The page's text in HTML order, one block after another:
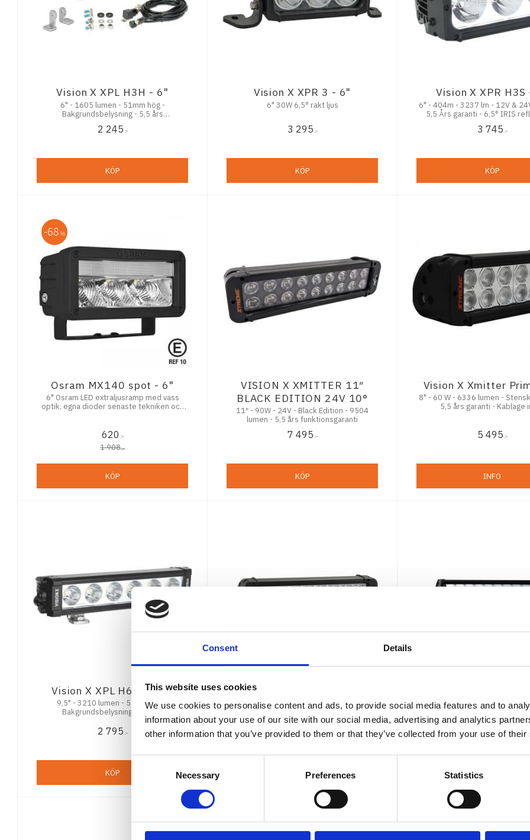
Consent Details
This website uses cookies
We use cookies to personalise content and ads, to provide social media features and to
information about your use of our site with our social media, advertising and analytics
other information that you’ve provided to them or that they’ve collected from your use of
Consent
Necessary Preferences Statistics
Vision X XPL H3H - 6"
6" - 1605 lumen - 51mm hög -
Bakgrundsbelysning - 5,5 års
2 245 :-
KÖP
Vision X XPR 3 - 6"
6" 30W 6,5° rakt ljus
3 295 :-
KÖP
Vision X XPR H3S
6" - 404m - 3237 lm - 12V & 24V - IP69K -
5,5 Års garanti - 6,5° IRIS
3 745 :-
KÖP
Osram MX140 spot - 6"
6" Osram LED extraljusramp med vass
optik, egna dioder senaste tekniken och
620 :-
1 908:-
68 %
KÖP
VISION X XMITTER 11″
BLACK EDITION 24V 10°
11″ - 90W - 24V - Black Edition - 9504
lumen - 5,5 års funktionsgaranti
7 495 :-
KÖP
Vision X Xmitter
8" - 60 W - 6336 lumen -
5,5 års garanti - Kablage
5 495 :-
INFO
Vision X XPL H6H - 9,5"
9,5" - 3210 lumen - 51mm hög -
Bakgrundsbelysning - 5,5 års
2 795 :-
KÖP
Vision X Xmitter Prime - 11"
11" - 90W - 9504 lumen - Stenskottsäker -
5,5 års garanti - Kablage ingår
7 495 :-
INFO
Outlet
12" - IP67 - 360m - 2-års
2 695:-